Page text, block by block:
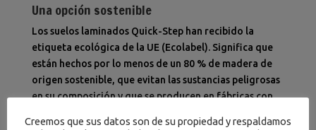
Una opción sostenible
Los suelos laminados Quick-Step han recibido la
etiqueta ecológica de la UE (Ecolabel). Significa que
están hechos por lo menos de un 80 % de madera de
origen sostenible, que evitan las sustancias peligrosas
en su composición y que se producen en fábricas con
Creemos que sus datos son de su propiedad y respaldamos